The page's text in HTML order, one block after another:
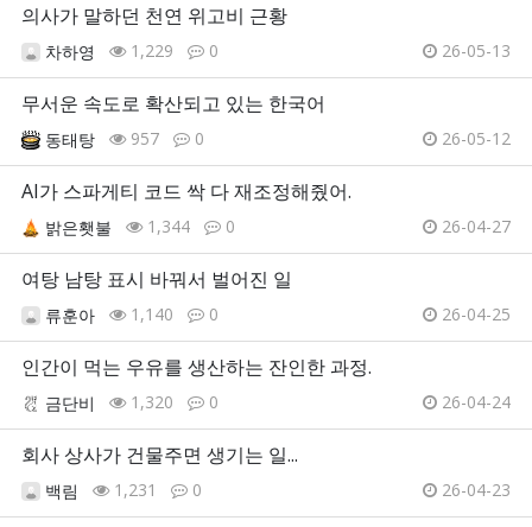
의사가 말하던 천연 위고비 근황
차하영 1,229 0 26-05-13
무서운 속도로 확산되고 있는 한국어
동태탕 957 0 26-05-12
AI가 스파게티 코드 싹 다 재조정해줬어.
밝은횃불 1,344 0 26-04-27
여탕 남탕 표시 바꿔서 벌어진 일
류훈아 1,140 0 26-04-25
인간이 먹는 우유를 생산하는 잔인한 과정.
금단비 1,320 0 26-04-24
회사 상사가 건물주면 생기는 일...
백림 1,231 0 26-04-23